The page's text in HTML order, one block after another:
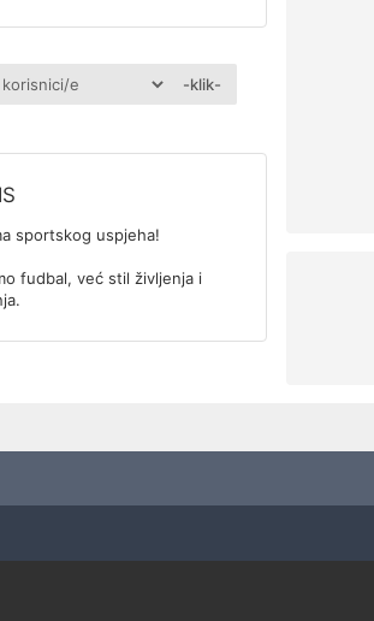
-klik-
sportskog uspjeha!
fudbal, već stil življenja i